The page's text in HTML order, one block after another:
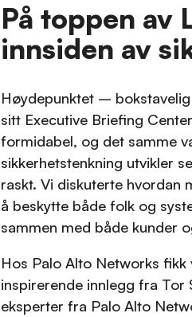
På toppen av
innsiden av
Høydepunktet –
sitt Executive Briefing
formidabel, og det samme
sikkerhetstenkning utvikler
raskt. Vi diskuterte hvordan
å beskytte både folk og
sammen med både kunder
Hos Palo Alto Networks
inspirerende innlegg fra Tor
eksperter fra Palo Alto